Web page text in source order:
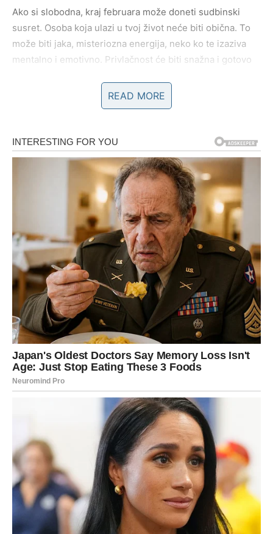
Ako si slobodna, kraj februara može doneti sudbinski
susret. Osoba koja ulazi u tvoj život neće biti obična. To
može biti jaka, misteriozna energija, neko ko te izaziva
mentalno i emotivno. Privlačnost će biti snažna i gotovo
Postoji i mogućnost povratka bivše ljubavi. Ali ovaj put,
zauvek ili daješ drugu šansu – ali pod tvojim pravilima.
POSAO I NOVAC – MOĆNA
ODLUKA DONOSI PREOKRET
Na poslovnom planu dolazi trenutak kada preuzimaš
kontrolu. Možda si do sada čekala pravi trenutak da kažeš
šta misliš, da tražiš ono što zaslužuješ ili da napraviš
radikalnu promenu. Taj trenutak dolazi sada.
Moguće su:
nova poslovna ponuda
finansijski pomak
završetak projekta
raskid saradnje koja te iscrpljuje
početak nečega što ti daje veću nezavisnost
Ovo je period u kojem moraš verovati svojoj intuiciji.
Tvoja procena ljudi i situacija sada je izuzetno tačna.
Novac dolazi kroz hrabre poteze i jasne granice.
UNUTRAŠNJI PREOKRET –
READ MORE